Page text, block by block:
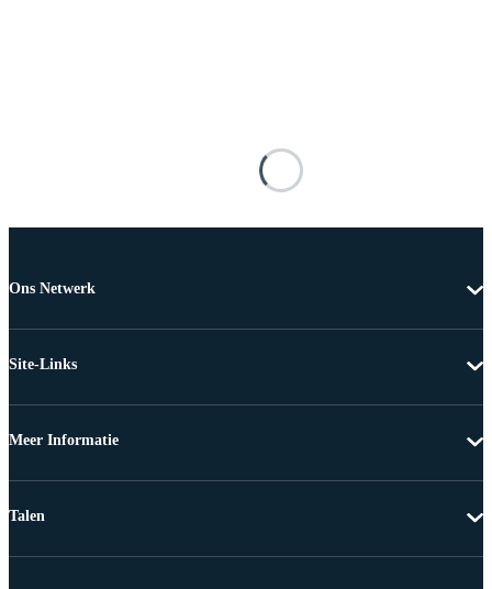
Ons Netwerk
Site-Links
Meer Informatie
Talen